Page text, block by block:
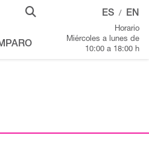
ES / EN
Horario
Miércoles a lunes de
10:00 a 18:00 h